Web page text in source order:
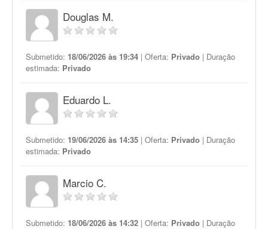
Douglas M.
Submetido: 18/06/2026 às 19:34 | Oferta: Privado | Duração
estimada: Privado
Eduardo L.
Submetido: 19/06/2026 às 14:35 | Oferta: Privado | Duração
estimada: Privado
Marcio C.
Submetido: 18/06/2026 às 14:32 | Oferta: Privado | Duração